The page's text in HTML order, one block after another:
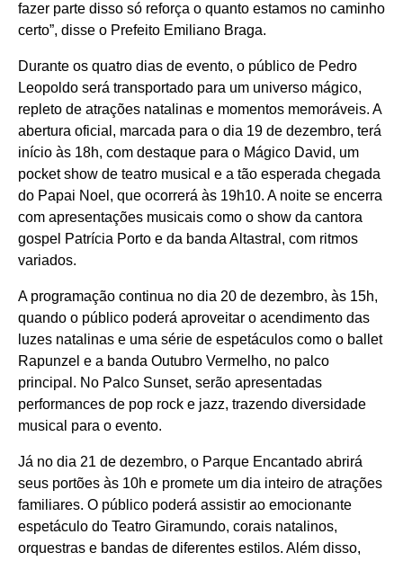
fazer parte disso só reforça o quanto estamos no caminho
certo”, disse o Prefeito Emiliano Braga.
Durante os quatro dias de evento, o público de Pedro
Leopoldo será transportado para um universo mágico,
repleto de atrações natalinas e momentos memoráveis. A
abertura oficial, marcada para o dia 19 de dezembro, terá
início às 18h, com destaque para o Mágico David, um
pocket show de teatro musical e a tão esperada chegada
do Papai Noel, que ocorrerá às 19h10. A noite se encerra
com apresentações musicais como o show da cantora
gospel Patrícia Porto e da banda Altastral, com ritmos
variados.
A programação continua no dia 20 de dezembro, às 15h,
quando o público poderá aproveitar o acendimento das
luzes natalinas e uma série de espetáculos como o ballet
Rapunzel e a banda Outubro Vermelho, no palco
principal. No Palco Sunset, serão apresentadas
performances de pop rock e jazz, trazendo diversidade
musical para o evento.
Já no dia 21 de dezembro, o Parque Encantado abrirá
seus portões às 10h e promete um dia inteiro de atrações
familiares. O público poderá assistir ao emocionante
espetáculo do Teatro Giramundo, corais natalinos,
orquestras e bandas de diferentes estilos. Além disso,